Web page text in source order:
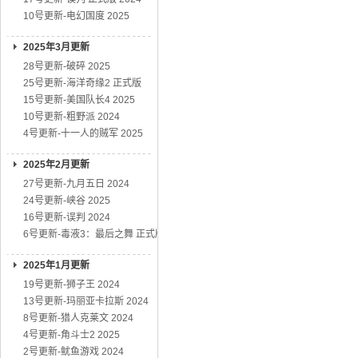
10号更新-电幻国度 2025
2025年3月更新
28号更新-破碎 2025
25号更新-海洋奇缘2 正式版
15号更新-美国队长4 2025
10号更新-粗野派 2024
4号更新-十一人的贼军 2025
2025年2月更新
27号更新-九月五日 2024
24号更新-峡谷 2025
16号更新-误判 2024
6号更新-毒液3：最后之舞 正式版
2025年1月更新
19号更新-狮子王 2024
13号更新-玛丽亚卡拉斯 2024
8号更新-猎人克莱文 2024
4号更新-角斗士2 2025
2号更新-鱿鱼游戏 2024